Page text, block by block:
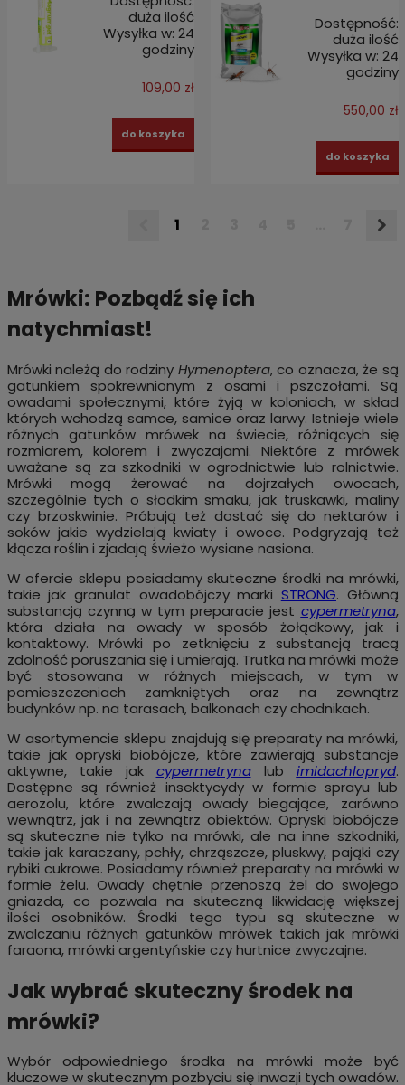
duża ilość
Wysyłka w: 24
godziny
109,00 zł
do koszyka
Dostępność:
duża ilość
Wysyłka w: 24
godziny
550,00 zł
do koszyka
1
Mrówki: Pozbądź się ich
natychmiast!
Mrówki należą do rodziny Hymenoptera, co oznacza, że są
gatunkiem spokrewnionym z osami i pszczołami. Są
owadami społecznymi, które żyją w koloniach, w skład
których wchodzą samce, samice oraz larwy. Istnieje wiele
różnych gatunków mrówek na świecie, różniących się
rozmiarem, kolorem i zwyczajami. Niektóre z mrówek
uważane są za szkodniki w ogrodnictwie lub rolnictwie.
Mrówki mogą żerować na dojrzałych owocach,
szczególnie tych o słodkim smaku, jak truskawki, maliny
czy brzoskwinie. Próbują też dostać się do nektarów i
soków jakie wydzielają kwiaty i owoce. Podgryzają też
kłącza roślin i zjadają świeżo wysiane nasiona.
W ofercie sklepu posiadamy skuteczne środki na mrówki,
takie jak granulat owadobójczy marki STRONG. Główną
substancją czynną w tym preparacie jest cypermetryna,
która działa na owady w sposób żołądkowy, jak i
kontaktowy. Mrówki po zetknięciu z substancją tracą
zdolność poruszania się i umierają. Trutka na mrówki może
być stosowana w różnych miejscach, w tym w
pomieszczeniach zamkniętych oraz na zewnątrz
budynków np. na tarasach, balkonach czy chodnikach.
W asortymencie sklepu znajdują się preparaty na mrówki,
takie jak opryski biobójcze, które zawierają substancje
aktywne, takie jak cypermetryna lub imidachlopryd.
Dostępne są również insektycydy w formie sprayu lub
aerozolu, które zwalczają owady biegające, zarówno
wewnątrz, jak i na zewnątrz obiektów. Opryski biobójcze
są skuteczne nie tylko na mrówki, ale na inne szkodniki,
takie jak karaczany, pchły, chrząszcze, pluskwy, pająki czy
rybiki cukrowe. Posiadamy również preparaty na mrówki w
formie żelu. Owady chętnie przenoszą żel do swojego
gniazda, co pozwala na skuteczną likwidację większej
ilości osobników. Środki tego typu są skuteczne w
zwalczaniu różnych gatunków mrówek takich jak mrówki
faraona, mrówki argentyńskie czy hurtnice zwyczajne.
Jak wybrać skuteczny środek na
mrówki?
Wybór odpowiedniego środka na mrówki może być
kluczowe w skutecznym pozbyciu się inwazji tych owadów.